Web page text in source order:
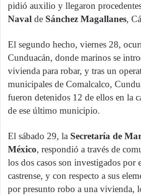
pidió auxilio y llegaron
Naval de Sánchez Magallanes,
El segundo hecho, viernes 28,
Cunduacán, donde marinos se
vivienda para robar, y tras un
municipales de Comalcalco,
fueron detenidos 12 de ellos en la
de ese último municipio.
El sábado 29, la Secretaría de
México, respondió a través de
los dos casos son investigados por
castrense, y con respecto a sus
por presunto robo a una vivienda,